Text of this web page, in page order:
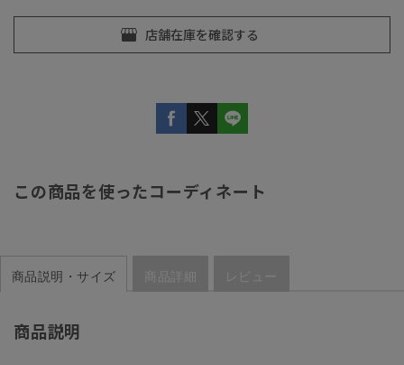
この商品を使ったコーディネート
商品説明・サイズ 商品詳細 レビュー
商品説明